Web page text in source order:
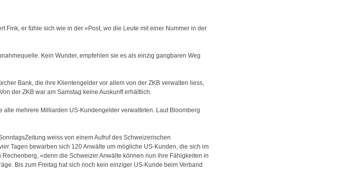
Fink, er fühle sich wie in der «Post, wo die Leute mit einer Nummer in der
Kein Wunder, empfehlen sie es als einzig gangbaren Weg
Bank, die ihre Klientengelder vor allem von der ZKB verwalten liess,
der ZKB war am Samstag keine Auskunft erhältlich.
alle mehrere Milliarden US-Kundengelder verwalteten. Laut Bloomberg
weiss von einem Aufruf des Schweizerischen
Tagen bewarben sich 120 Anwälte um mögliche US-Kunden, die sich im
«denn die Schweizer Anwälte können nun ihre Fähigkeiten in
Bis zum Freitag hat sich noch kein einziger US-Kunde beim Verband